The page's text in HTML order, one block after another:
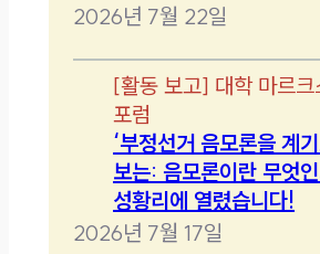
2026년 7월 22일
[활동 보고] 대학 마르크
포럼
‘부정선거 음모론을 계
보는: 음모론이란 무엇
성황리에 열렸습니다!
2026년 7월 17일